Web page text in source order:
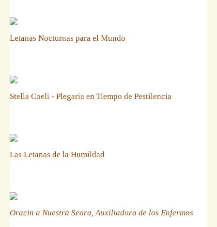
Letanas Nocturnas para el Mundo
Stella Coeli - Plegaria en Tiempo de Pestilencia
Las Letanas de la Humildad
Oracin a Nuestra Seora, Auxiliadora de los Enfermos